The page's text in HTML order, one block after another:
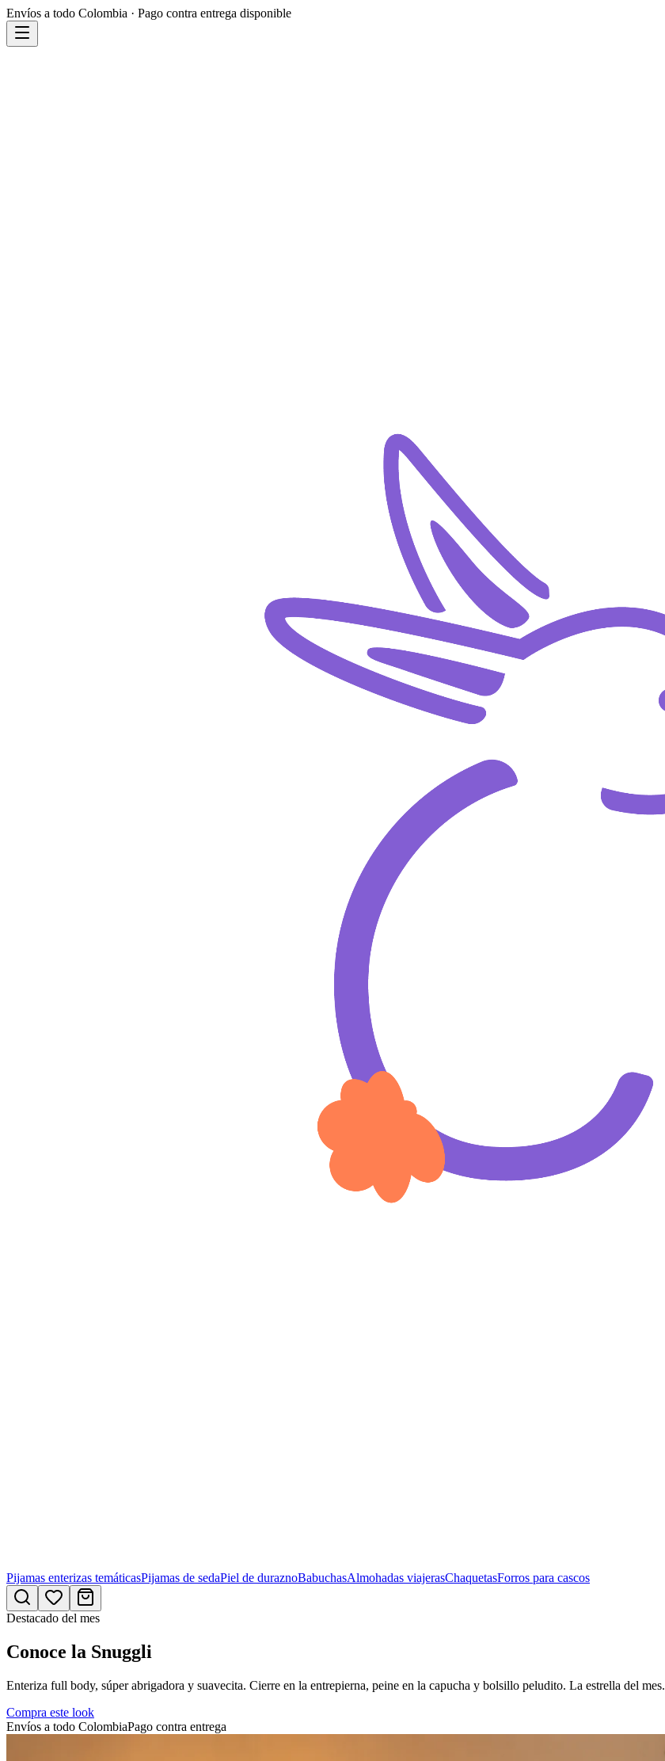
Envíos a todo Colombia · Pago contra entrega disponible
Pijamas enterizas temáticasPijamas de sedaPiel de duraznoBabuchasAlmohadas viajerasChaquetasForros para cascos
Destacado del mes
Conoce la Snuggli
Enteriza full body, súper abrigadora y suavecita. Cierre en la entrepierna, peine en la capucha y bolsillo peludito. La estrella del mes.
Compra este look
Envíos a todo ColombiaPago contra entrega